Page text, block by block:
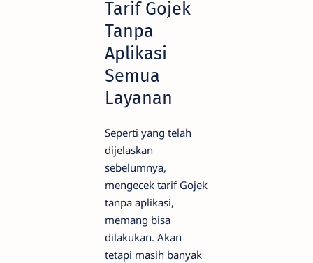
Tarif Gojek
Tanpa
Aplikasi
Semua
Layanan
Seperti yang telah
dijelaskan
sebelumnya,
mengecek tarif Gojek
tanpa aplikasi,
memang bisa
dilakukan. Akan
tetapi masih banyak